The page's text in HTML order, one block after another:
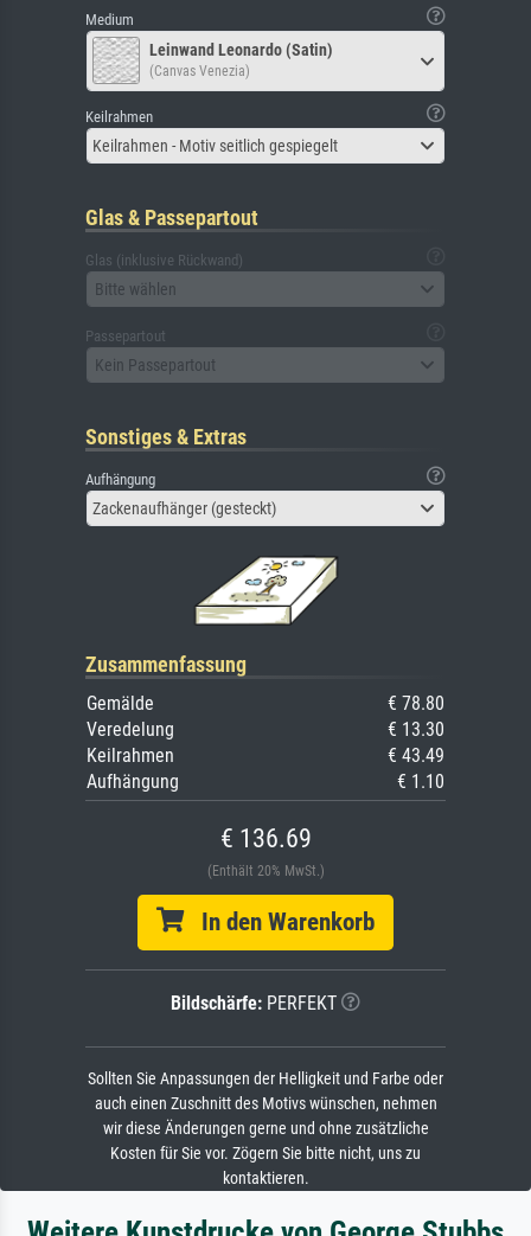
Medium
Leinwand Leonardo (Satin)
(Canvas Venezia)
Keilrahmen
Keilrahmen - Motiv seitlich gespiegelt
Glas & Passepartout
Glas (inklusive Rückwand)
Bitte wählen
Passepartout
Kein Passepartout
Sonstiges & Extras
Aufhängung
Zackenaufhänger (gesteckt)
Zusammenfassung
Gemälde
€ 78.80
Veredelung
€ 13.30
Keilrahmen
€ 43.49
Aufhängung
€ 1.10
€ 136.69
(Enthält 20% MwSt.)
In den Warenkorb
Bildschärfe: PERFEKT
Sollten Sie Anpassungen der Helligkeit und Farbe oder
auch einen Zuschnitt des Motivs wünschen, nehmen
wir diese Änderungen gerne und ohne zusätzliche
Kosten für Sie vor. Zögern Sie bitte nicht, uns zu
kontaktieren.